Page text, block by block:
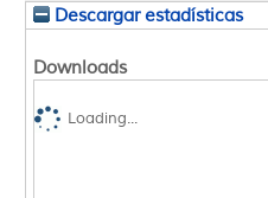
Descargar estadísticas
Downloads
Loading...